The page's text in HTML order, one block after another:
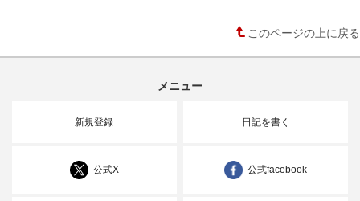
このページの上に戻る
メニュー
新規登録 日記を書く
公式X 公式facebook